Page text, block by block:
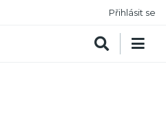
Přihlásit se